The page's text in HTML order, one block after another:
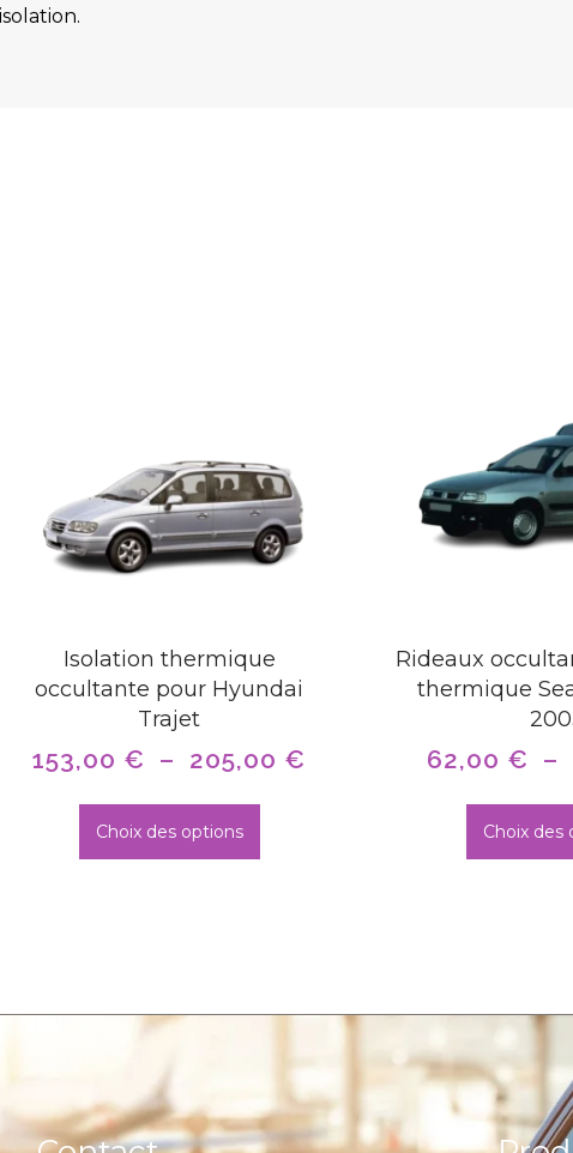
Isolation thermique
occultante pour Hyundai
Trajet
153,00 € – 205,00 €
Choix des options
Rideaux
thermique
62,00 € –
Choix des